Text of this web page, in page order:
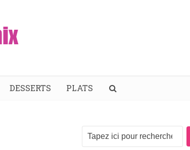
DESSERTS PLATS